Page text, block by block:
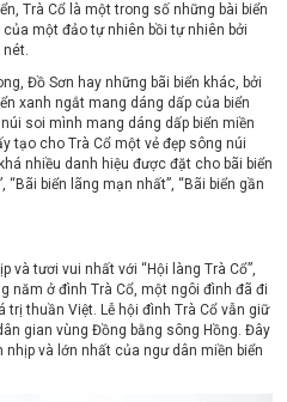
Trà Cổ là một trong số những bài biển
một đảo tự nhiên bồi tự nhiên bởi
nét.
Đồ Sơn hay những bãi biển khác, bởi
xanh ngắt mang dáng dấp của biển
soi mình mang dáng dấp biển miền
tạo cho Trà Cổ một vẻ đẹp sông núi
nhiều danh hiệu được đặt cho bãi biển
“Bãi biển lãng mạn nhất”, “Bãi biển gần
và tươi vui nhất với “Hội làng Trà Cổ”,
năm ở đình Trà Cổ, một ngôi đình đã đi
thuần Việt. Lễ hội đình Trà Cổ vẫn giữ
gian vùng Đồng bằng sông Hồng. Đây
và lớn nhất của ngư dân miền biển